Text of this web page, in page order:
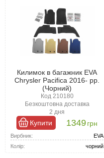
Килимок в багажник EVA
Chrysler Pacifica 2016- рр.
(Чорний)
Код 210180
Безкоштовна доставка
2 дня
Купити 1349грн
Вирбник:
EVA
Колір:
чорний